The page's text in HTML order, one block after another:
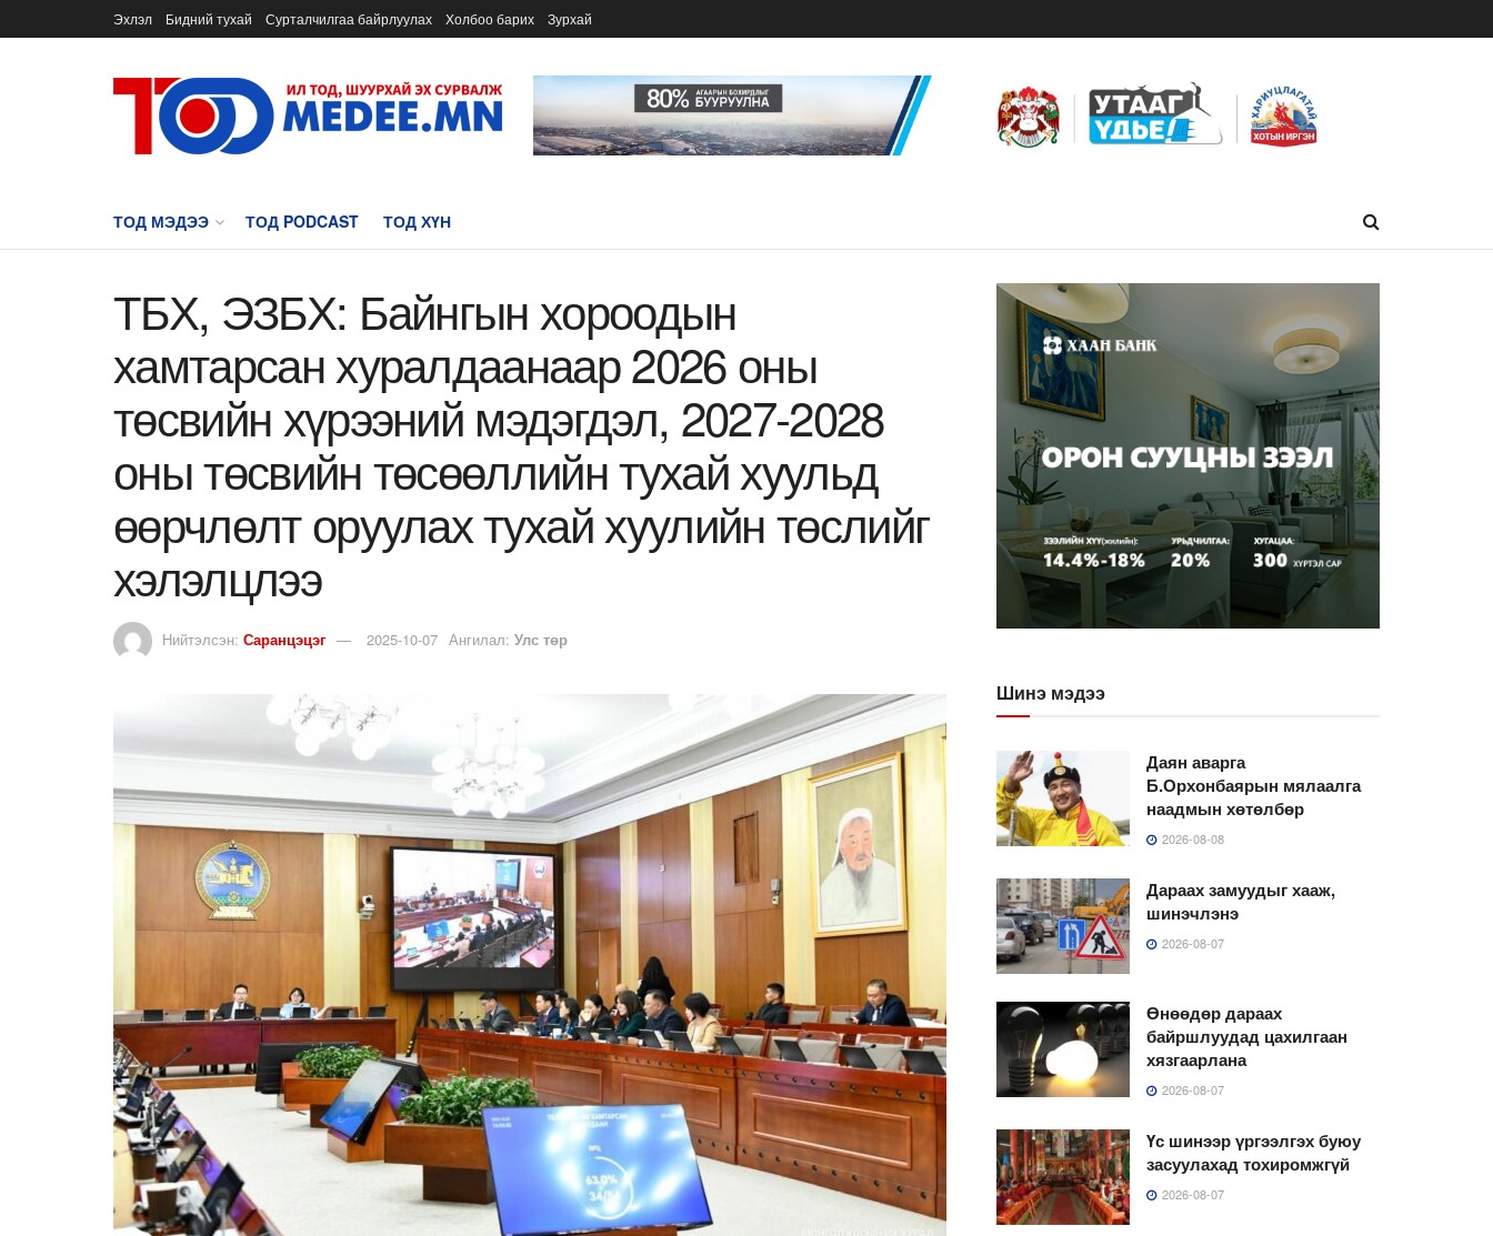
Эхлэл Бидний тухай Сурталчилгаа байрлуулах Холбоо барих Зурхай
ТОД МЭДЭЭ ТОД PODCAST ТОД ХҮН
ТБХ, ЭЗБХ: Байнгын хороодын
хамтарсан хуралдаанаар 2026 оны
төсвийн хүрээний мэдэгдэл, 2027-2028
оны төсвийн төсөөллийн тухай хуульд
өөрчлөлт оруулах тухай хуулийн төслийг
хэлэлцлээ
Нийтэлсэн: Саранцэцэг 2025-10-07 Ангилал: Улс төр
Шинэ мэдээ
Даян аварга
Б.Орхонбаярын мялаалга
наадмын хөтөлбөр
2026-08-08
Дараах замуудыг хааж,
шинэчлэнэ
2026-08-07
Өнөөдөр дараах
байршлуудад цахилгаан
хязгаарлана
2026-08-07
Үс шинээр үргээлгэх буюу
засуулахад тохиромжгүй
2026-08-07